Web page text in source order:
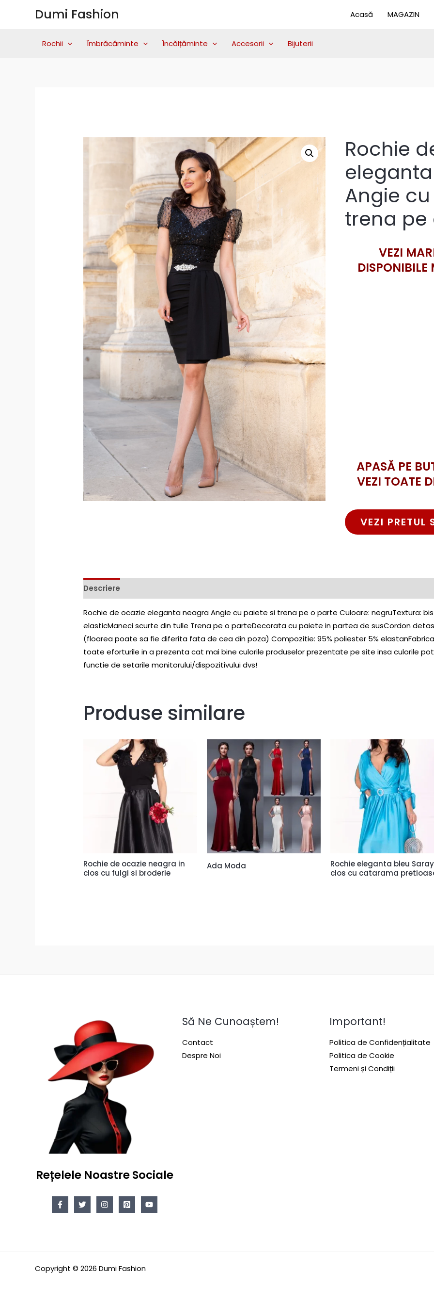
Dumi Fashion Acasă MAGAZIN
Rochii Îmbrăcăminte Încălțăminte Accesorii Bijuterii
Rochie
Angie
trena
VEZI
APASĂ PE
VEZI TOATE
VEZI PRETUL
Descriere
Rochie de ocazie eleganta neagra Angie cu paiete si trena pe o parte Culoare: negruTextura:
elasticManeci scurte din tulle Trena pe o parteDecorata cu paiete in partea de susCordon
(floarea poate sa fie diferita fata de cea din poza) Compozitie: 95% poliester 5%
toate eforturile in a prezenta cat mai bine culorile produselor prezentate pe site insa culorile
functie de setarile monitorului/dispozitivului dvs!
Produse similare
Rochie de ocazie neagra in
clos cu fulgi si broderie
Ada Moda
Rochie eleganta bleu
clos cu catarama
Rețelele Noastre Sociale
Să Ne Cunoaștem!
Contact
Despre Noi
Important!
Politica de Confidențialitate
Politica de Cookie
Termeni și Condiții
Copyright © 2026 Dumi Fashion